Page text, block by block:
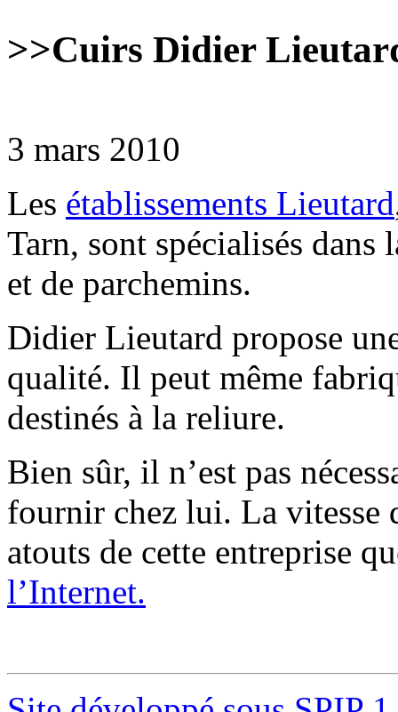
>>Cuirs Didier
3 mars 2010
Les établissements Lieutard
Tarn, sont spécialisés
et de parchemins.
Didier Lieutard propose
qualité. Il peut même
destinés à la reliure.
Bien sûr, il n’est pas
fournir chez lui. La vitesse
atouts de cette entreprise
l’Internet.